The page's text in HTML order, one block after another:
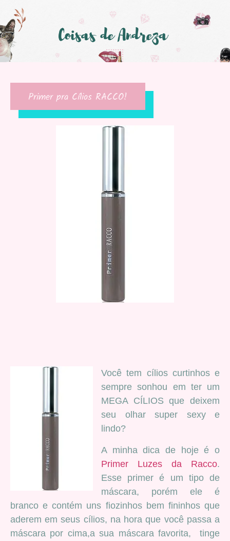
Primer pra Cílios RACCO!
Você tem cílios curtinhos e
sempre sonhou em ter um
MEGA CÍLIOS que deixem
seu olhar super sexy e
lindo?
A minha dica de hoje é o
Primer Luzes da Racco.
Esse primer é um tipo de
máscara, porém ele é
branco e contém uns fiozinhos bem fininhos que
aderem em seus cílios, na hora que você passa a
máscara por cima,a sua máscara favorita, tinge